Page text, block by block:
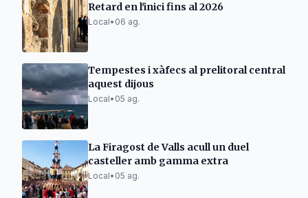
Retard en l'inici fins al 2026
Local• 06 ag.
Tempestes i xàfecs al prelitoral central
aquest dijous
Local• 05 ag.
La Firagost de Valls acull un duel
casteller amb gamma extra
Local• 05 ag.